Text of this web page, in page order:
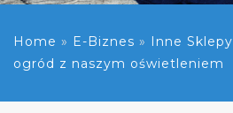
Home » E-Biznes » Inne Sklepy
ogród z naszym oświetleniem